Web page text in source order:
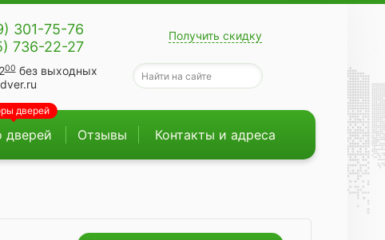
301-75-76
736-22-27
00без выходных
Получить скидку
дверей
дверей
Отзывы Контакты и адреса